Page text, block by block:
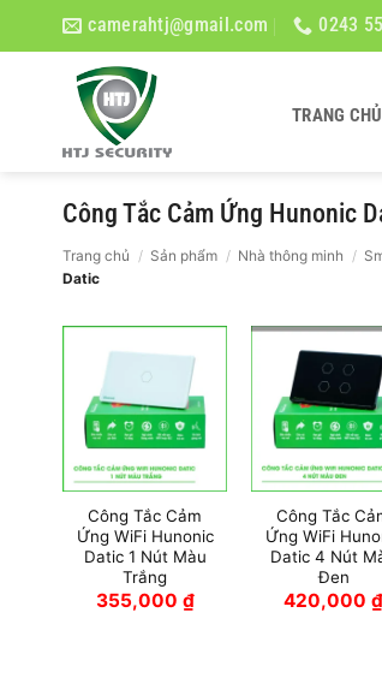
camerahtj@gmail.com 0243
TRANG CHỦ
Công Tắc Cảm Ứng Hunonic
Trang chủ / Sản phẩm / Nhà thông minh /
Datic
Công Tắc Cảm
Ứng WiFi Hunonic
Datic 1 Nút Màu
Trắng
355,000 ₫
Công Tắc
Ứng WiFi
Datic 4 Nút
Đen
420,000₫